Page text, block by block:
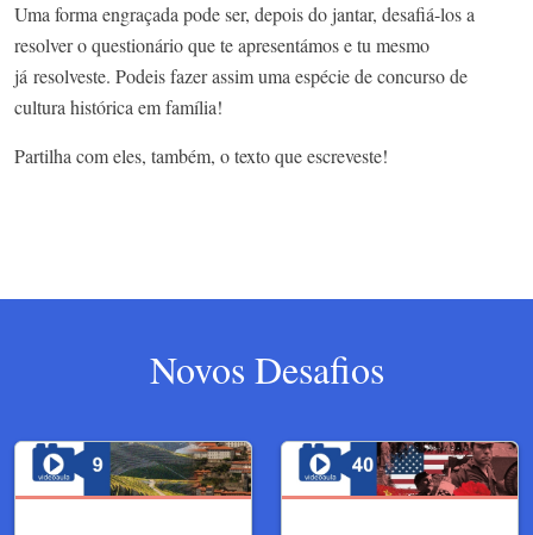
Uma forma engraçada pode ser, depois do jantar, desafiá-los a
resolver o questionário que te apresentámos e tu mesmo
já resolveste. Podeis fazer assim uma espécie de concurso de
cultura histórica em família!
Partilha com eles, também, o texto que escreveste!
Novos Desafios